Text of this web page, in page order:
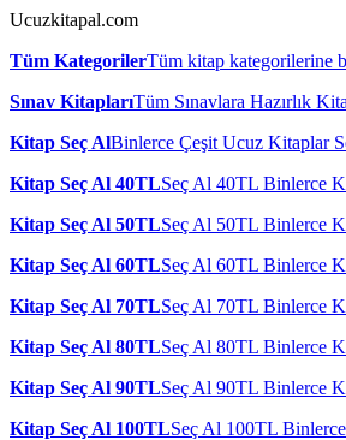
Ucuzkitapal.com
Tüm KategorilerTüm kitap kategorilerine
Sınav KitaplarıTüm Sınavlara Hazırlık
Kitap Seç AlBinlerce Çeşit Ucuz Kitaplar
Kitap Seç Al 40TLSeç Al 40TL Binlerce
Kitap Seç Al 50TLSeç Al 50TL Binlerce
Kitap Seç Al 60TLSeç Al 60TL Binlerce
Kitap Seç Al 70TLSeç Al 70TL Binlerce
Kitap Seç Al 80TLSeç Al 80TL Binlerce
Kitap Seç Al 90TLSeç Al 90TL Binlerce
Kitap Seç Al 100TLSeç Al 100TL